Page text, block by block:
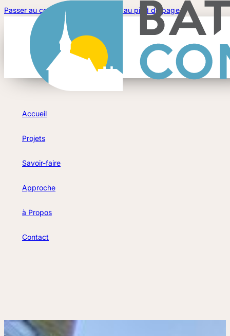
Passer au contenu principal Passer au pied de page
Accueil
Projets
Savoir-faire
Approche
à Propos
Contact